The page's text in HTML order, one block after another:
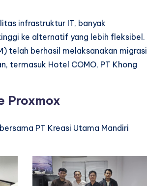
infrastruktur IT, banyak
ke alternatif yang lebih fleksibel.
telah berhasil melaksanakan migrasi
termasuk Hotel COMO, PT Khong
Proxmox
PT Kreasi Utama Mandiri